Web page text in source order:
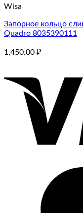
Wisa
Запорное кольцо
Quadro 8035390111
1,450.00 ₽